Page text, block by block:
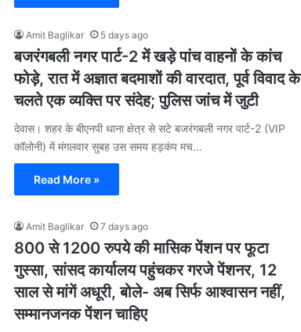
Amit Baglikar 5 days ago
बजरंगबली नगर पार्ट-2 में खड़े पांच वाहनों के कांच
फोड़े, रात में अज्ञात बदमाशों की वारदात, पूर्व विवाद के
चलते एक व्यक्ति पर संदेह; पुलिस जांच में जुटी
देवास। शहर के बीएनपी थाना क्षेत्र से सटे बजरंगबली नगर पार्ट-2 (VIP
कॉलोनी) में मंगलवार सुबह उस समय हड़कंप मच…
Read More »
Amit Baglikar 7 days ago
800 से 1200 रुपये की मासिक पेंशन पर फूटा
गुस्सा, सांसद कार्यालय पहुंचकर गरजे पेंशनर, 12
साल से मांगें अधूरी, बोले- अब सिर्फ आश्वासन नहीं,
सम्मानजनक पेंशन चाहिए